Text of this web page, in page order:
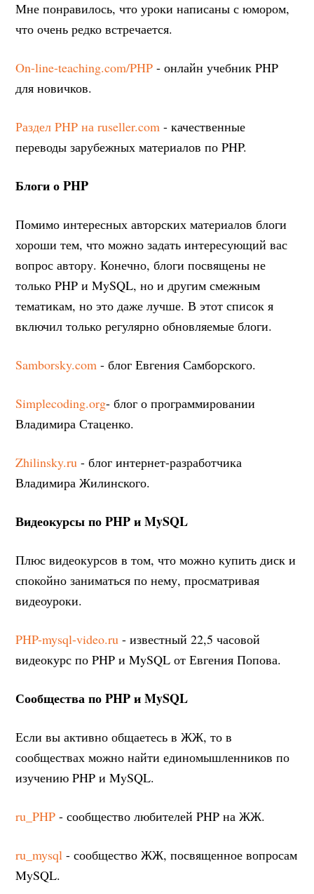
Мне понравилось, что уроки написаны с юмором,
что очень редко встречается.
On-line-teaching.com/PHP - онлайн учебник PHP
для новичков.
Раздел PHP на ruseller.com - качественные
переводы зарубежных материалов по PHP.
Блоги о PHP
Помимо интересных авторских материалов блоги
хороши тем, что можно задать интересующий вас
вопрос автору. Конечно, блоги посвящены не
только PHP и MySQL, но и другим смежным
тематикам, но это даже лучше. В этот список я
включил только регулярно обновляемые блоги.
Samborsky.com - блог Евгения Самборского.
Simplecoding.org- блог о программировании
Владимира Стаценко.
Zhilinsky.ru - блог интернет-разработчика
Владимира Жилинского.
Видеокурсы по PHP и MySQL
Плюс видеокурсов в том, что можно купить диск и
спокойно заниматься по нему, просматривая
видеоуроки.
PHP-mysql-video.ru - известный 22,5 часовой
видеокурс по PHP и MySQL от Евгения Попова.
Сообщества по PHP и MySQL
Если вы активно общаетесь в ЖЖ, то в
сообществах можно найти единомышленников по
изучению PHP и MySQL.
ru_PHP - сообщество любителей PHP на ЖЖ.
ru_mysql - сообщество ЖЖ, посвященное вопросам
MySQL.